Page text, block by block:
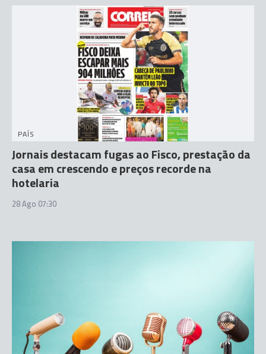
PAÍS
Jornais destacam fugas ao Fisco, prestação da
casa em crescendo e preços recorde na
hotelaria
28 Ago 07:30